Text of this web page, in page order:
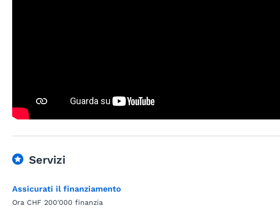
Servizi
Assicurati il finanziamento
Ora CHF 200'000 finanzia